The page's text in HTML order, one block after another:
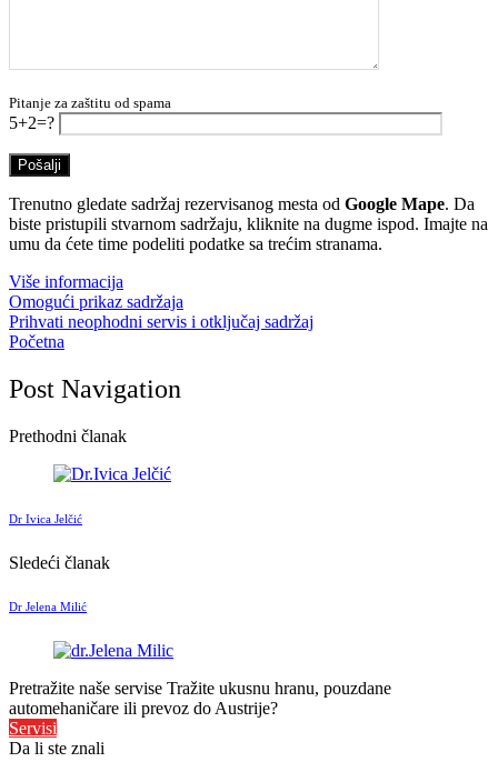
Pitanje za zaštitu od spama
5+2=?
Trenutno gledate sadržaj rezervisanog mesta od Google Mape. Da
biste pristupili stvarnom sadržaju, kliknite na dugme ispod. Imajte na
umu da ćete time podeliti podatke sa trećim stranama.
Više informacija
Omogući prikaz sadržaja
Prihvati neophodni servis i otključaj sadržaj
Početna
Post Navigation
Prethodni članak
Dr Ivica Jelčić
Sledeći članak
Dr Jelena Milić
Pretražite naše servise Tražite ukusnu hranu, pouzdane
automehaničare ili prevoz do Austrije?
Servisi
Da li ste znali